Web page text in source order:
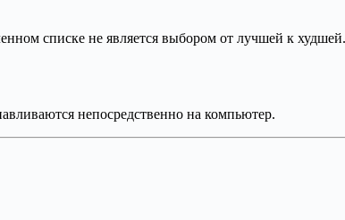
списке не является выбором от лучшей к худшей.
непосредственно на компьютер.